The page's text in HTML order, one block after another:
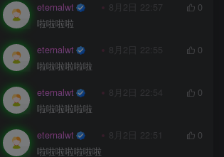
eternalwt 8月2日 22:57
0
啦啦啦啦
eternalwt 8月2日 22:55
0
啦啦啦啦啦啦
eternalwt 8月2日 22:54
0
啦啦啦啦啦啦
eternalwt 8月2日 22:51
0
啦啦啦啦啦啦啦